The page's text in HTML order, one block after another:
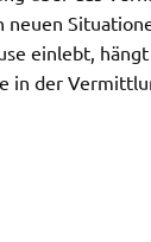
einlebt,
in der